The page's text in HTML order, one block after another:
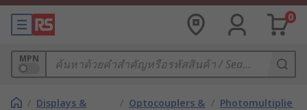
0
MPN
/ Displays &
/ Optocouplers & / Photomultipliers